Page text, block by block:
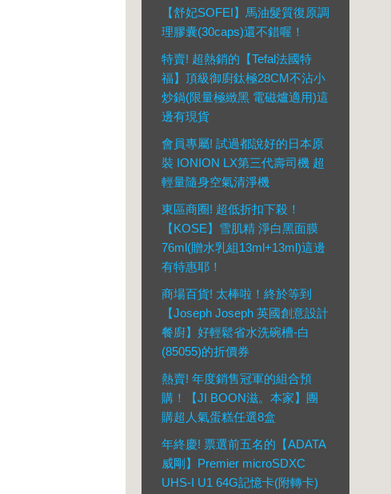
【舒妃SOFEI】馬油髮質復原調
理膠囊(30caps)還不錯喔！
特賣! 超熱銷的【Tefal法國特
福】頂級御廚鈦極28CM不沾小
炒鍋(限量極緻黑 電磁爐適用)這
邊有現貨
會員專屬! 試過都說好的日本原
裝 IONION LX第三代壽司機 超
輕量隨身空氣清淨機
東區商圈! 超低折扣下殺！
【KOSE】雪肌精 淨白黑面膜
76ml(贈水乳組13ml+13ml)這邊
有特惠耶！
商場百貨! 太棒啦！終於等到
【Joseph Joseph 英國創意設計
餐廚】好輕鬆省水洗碗槽-白
(85055)的折價券
熱賣! 年度銷售冠軍的組合預
購！【JI BOON滋。本家】團
購超人氣蛋糕任選8盒
年終慶! 票選前五名的【ADATA
威剛】Premier microSDXC
UHS-I U1 64G記憶卡(附轉卡)